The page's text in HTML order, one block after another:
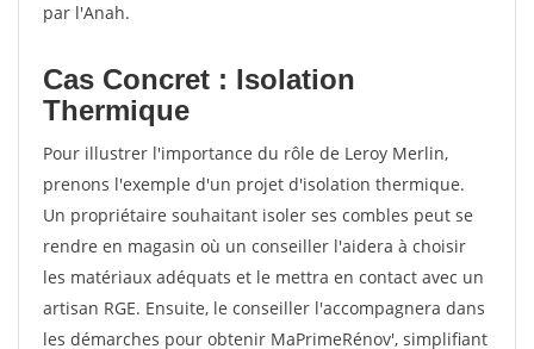
par l'Anah.
Cas Concret : Isolation
Thermique
Pour illustrer l'importance du rôle de Leroy Merlin,
prenons l'exemple d'un projet d'isolation thermique.
Un propriétaire souhaitant isoler ses combles peut se
rendre en magasin où un conseiller l'aidera à choisir
les matériaux adéquats et le mettra en contact avec un
artisan RGE. Ensuite, le conseiller l'accompagnera dans
les démarches pour obtenir MaPrimeRénov', simplifiant